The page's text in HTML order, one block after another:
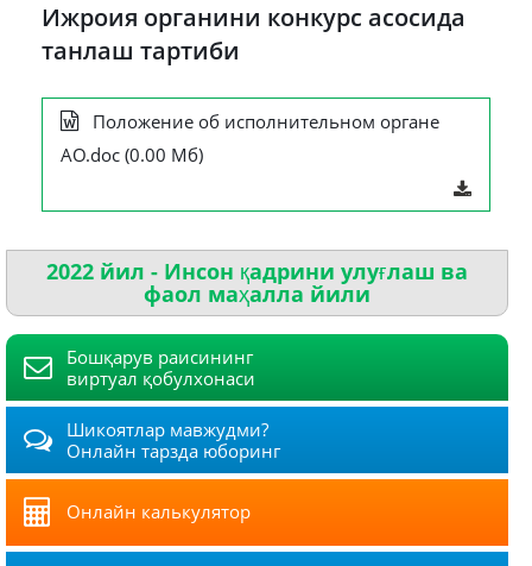
Ижроия органини конкурс асосида
танлаш тартиби
Положение об исполнительном органе
АО.doc (0.00 Мб)
2022 йил - Инсон қадрини улуғлаш ва
фаол маҳалла йили
Бошқарув раисининг
виртуал қобулхонаси
Шикоятлар мавжудми?
Онлайн тарзда юборинг
Онлайн калькулятор